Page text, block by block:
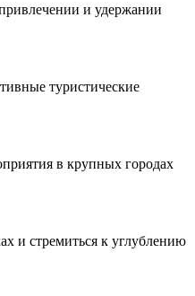
и удержании
туристические
в крупных городах
и стремиться к углублению